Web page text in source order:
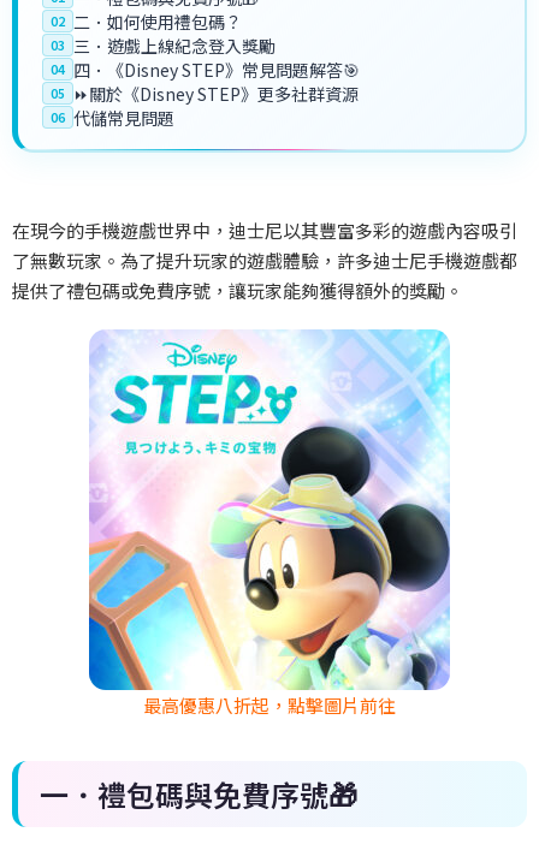
02 二．如何使用禮包碼？
03 三．遊戲上線紀念登入獎勵
04 四．《Disney STEP》常見問題解答🎯
05 ⏩關於《Disney STEP》更多社群資源
06 代儲常見問題
在現今的手機遊戲世界中，迪士尼以其豐富多彩的遊戲內容吸引
了無數玩家。為了提升玩家的遊戲體驗，許多迪士尼手機遊戲都
提供了禮包碼或免費序號，讓玩家能夠獲得額外的獎勵。
最高優惠八折起，點擊圖片前往
一．禮包碼與免費序號🎁